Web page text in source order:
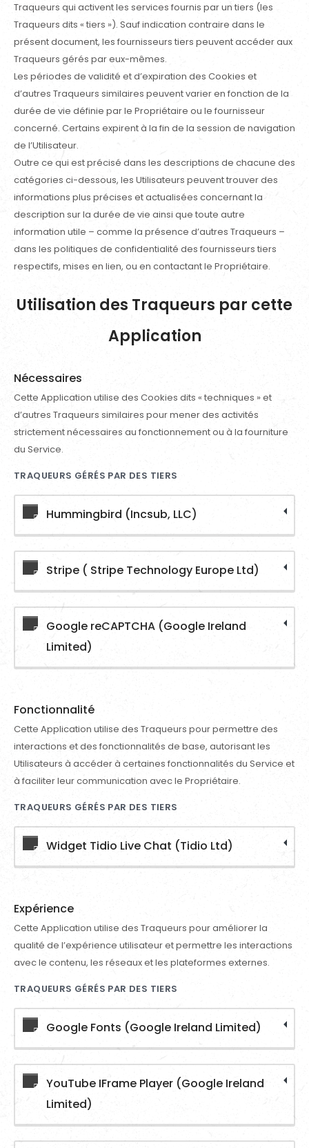
Traqueurs qui activent les services fournis par un tiers (les
Traqueurs dits « tiers »). Sauf indication contraire dans le
présent document, les fournisseurs tiers peuvent accéder aux
Traqueurs gérés par eux-mêmes.
Les périodes de validité et d’expiration des Cookies et
d’autres Traqueurs similaires peuvent varier en fonction de la
durée de vie définie par le Propriétaire ou le fournisseur
concerné. Certains expirent à la fin de la session de navigation
de l’Utilisateur.
Outre ce qui est précisé dans les descriptions de chacune des
catégories ci-dessous, les Utilisateurs peuvent trouver des
informations plus précises et actualisées concernant la
description sur la durée de vie ainsi que toute autre
information utile – comme la présence d’autres Traqueurs –
dans les politiques de confidentialité des fournisseurs tiers
respectifs, mises en lien, ou en contactant le Propriétaire.
Utilisation des Traqueurs par cette
Application
Nécessaires
Cette Application utilise des Cookies dits « techniques » et
d’autres Traqueurs similaires pour mener des activités
strictement nécessaires au fonctionnement ou à la fourniture
du Service.
TRAQUEURS GÉRÉS PAR DES TIERS
Hummingbird (Incsub, LLC)
Stripe ( Stripe Technology Europe Ltd)
Google reCAPTCHA (Google Ireland
Limited)
Fonctionnalité
Cette Application utilise des Traqueurs pour permettre des
interactions et des fonctionnalités de base, autorisant les
Utilisateurs à accéder à certaines fonctionnalités du Service et
à faciliter leur communication avec le Propriétaire.
TRAQUEURS GÉRÉS PAR DES TIERS
Widget Tidio Live Chat (Tidio Ltd)
Expérience
Cette Application utilise des Traqueurs pour améliorer la
qualité de l’expérience utilisateur et permettre les interactions
avec le contenu, les réseaux et les plateformes externes.
TRAQUEURS GÉRÉS PAR DES TIERS
Google Fonts (Google Ireland Limited)
YouTube IFrame Player (Google Ireland
Limited)